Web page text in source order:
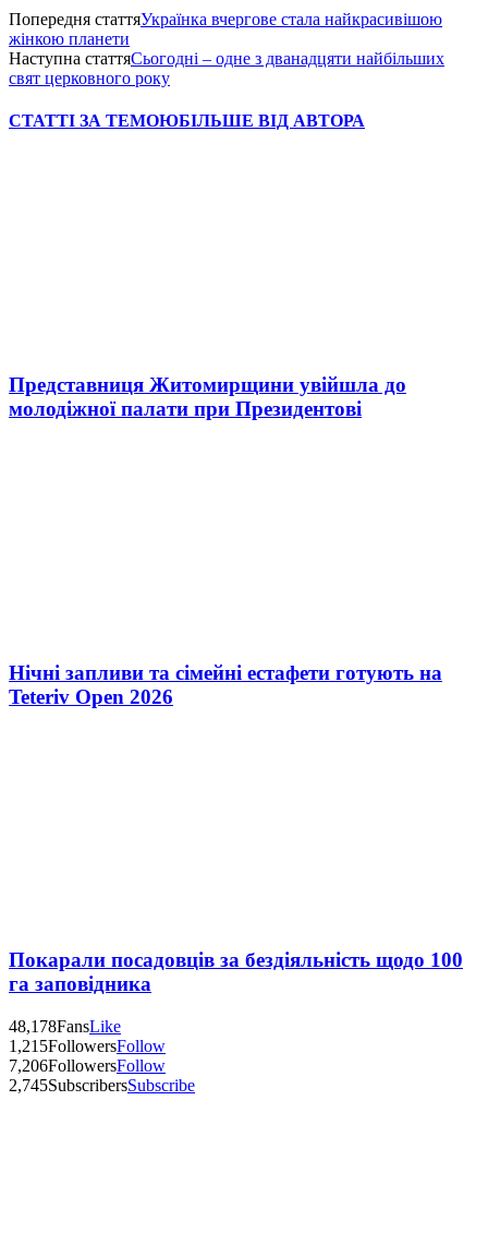
Попередня статтяУкраїнка вчергове стала найкрасивішою
жінкою планети
Наступна статтяСьогодні – одне з дванадцяти найбільших
свят церковного року
СТАТТІ ЗА ТЕМОЮБІЛЬШЕ ВІД АВТОРА
Представниця Житомирщини увійшла до
молодіжної палати при Президентові
Нічні запливи та сімейні естафети готують на
Teteriv Open 2026
Покарали посадовців за бездіяльність щодо 100
га заповідника
48,178FansLike
1,215FollowersFollow
7,206FollowersFollow
2,745SubscribersSubscribe